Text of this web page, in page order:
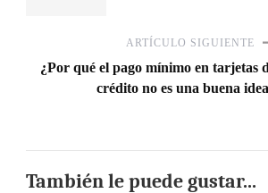
ARTÍCULO SIGUIENTE
¿Por qué el pago mínimo en tarjetas
crédito no es una buena
También le puede gustar...